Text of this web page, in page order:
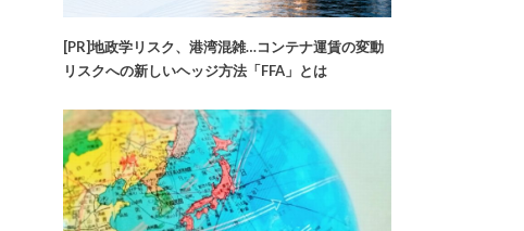
[PR]地政学リスク、港湾混雑…コンテナ運賃の変動
リスクへの新しいヘッジ方法「FFA」とは